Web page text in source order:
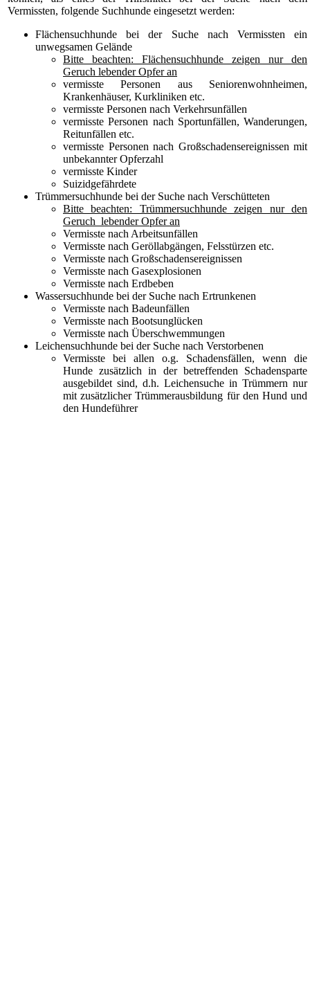
Vermissten, folgende Suchhunde eingesetzt werden:
Flächensuchhunde bei der Suche nach Vermissten ein
unwegsamen Gelände
Bitte beachten: Flächensuchhunde zeigen nur den
Geruch lebender Opfer an
vermisste Personen aus Seniorenwohnheimen,
Krankenhäuser, Kurkliniken etc.
vermisste Personen nach Verkehrsunfällen
vermisste Personen nach Sportunfällen, Wanderungen,
Reitunfällen etc.
vermisste Personen nach Großschadensereignissen mit
unbekannter Opferzahl
vermisste Kinder
Suizidgefährdete
Trümmersuchhunde bei der Suche nach Verschütteten
Bitte beachten: Trümmersuchhunde zeigen nur den
Geruch lebender Opfer an
Vermisste nach Arbeitsunfällen
Vermisste nach Geröllabgängen, Felsstürzen etc.
Vermisste nach Großschadensereignissen
Vermisste nach Gasexplosionen
Vermisste nach Erdbeben
Wassersuchhunde bei der Suche nach Ertrunkenen
Vermisste nach Badeunfällen
Vermisste nach Bootsunglücken
Vermisste nach Überschwemmungen
Leichensuchhunde bei der Suche nach Verstorbenen
Vermisste bei allen o.g. Schadensfällen, wenn die
Hunde zusätzlich in der betreffenden Schadensparte
ausgebildet sind, d.h. Leichensuche in Trümmern nur
mit zusätzlicher Trümmerausbildung für den Hund und
den Hundeführer